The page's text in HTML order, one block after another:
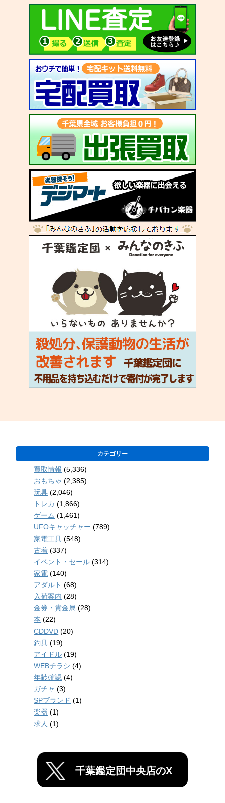
カテゴリー
買取情報 (5,336)
おもちゃ (2,385)
玩具 (2,046)
トレカ (1,866)
ゲーム (1,461)
UFOキャッチャー (789)
家電工具 (548)
古着 (337)
イベント・セール (314)
家電 (140)
アダルト (68)
入荷案内 (28)
金券・貴金属 (28)
本 (22)
CDDVD (20)
釣具 (19)
アイドル (19)
WEBチラシ (4)
年齢確認 (4)
ガチャ (3)
SPブランド (1)
楽器 (1)
求人 (1)
千葉鑑定団中央店のX